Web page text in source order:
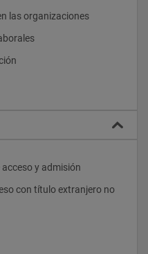
las organizaciones
de acceso y admisión
con título extranjero no